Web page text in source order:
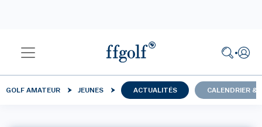
GOLF AMATEUR JEUNES ACTUALITÉS CALENDRIER &